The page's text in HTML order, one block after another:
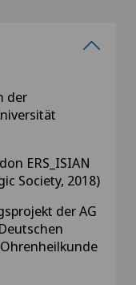
der
ERS_ISIAN
Society, 2018)
der AG